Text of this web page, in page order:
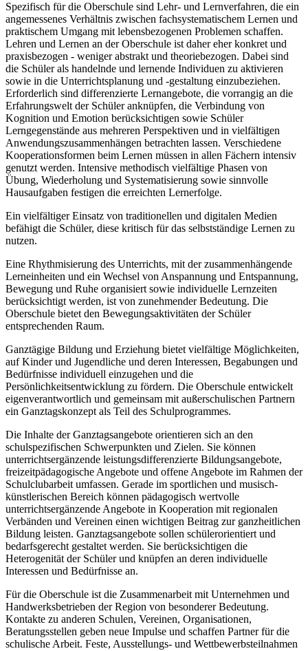
Spezifisch für die Oberschule sind Lehr- und Lernverfahren, die ein
angemessenes Verhältnis zwischen fachsystematischem Lernen und
praktischem Umgang mit lebensbezogenen Problemen schaffen.
Lehren und Lernen an der Oberschule ist daher eher konkret und
praxisbezogen - weniger abstrakt und theoriebezogen. Dabei sind
die Schüler als handelnde und lernende Individuen zu aktivieren
sowie in die Unterrichtsplanung und -gestaltung einzubeziehen.
Erforderlich sind differenzierte Lernangebote, die vorrangig an die
Erfahrungswelt der Schüler anknüpfen, die Verbindung von
Kognition und Emotion berücksichtigen sowie Schüler
Lerngegenstände aus mehreren Perspektiven und in vielfältigen
Anwendungszusammenhängen betrachten lassen. Verschiedene
Kooperationsformen beim Lernen müssen in allen Fächern intensiv
genutzt werden. Intensive methodisch vielfältige Phasen von
Übung, Wiederholung und Systematisierung sowie sinnvolle
Hausaufgaben festigen die erreichten Lernerfolge.
Ein vielfältiger Einsatz von traditionellen und digitalen Medien
befähigt die Schüler, diese kritisch für das selbstständige Lernen zu
nutzen.
Eine Rhythmisierung des Unterrichts, mit der zusammenhängende
Lerneinheiten und ein Wechsel von Anspannung und Entspannung,
Bewegung und Ruhe organisiert sowie individuelle Lernzeiten
berücksichtigt werden, ist von zunehmender Bedeutung. Die
Oberschule bietet den Bewegungsaktivitäten der Schüler
entsprechenden Raum.
Ganztägige Bildung und Erziehung bietet vielfältige Möglichkeiten,
auf Kinder und Jugendliche und deren Interessen, Begabungen und
Bedürfnisse individuell einzugehen und die
Persönlichkeitsentwicklung zu fördern. Die Oberschule entwickelt
eigenverantwortlich und gemeinsam mit außerschulischen Partnern
ein Ganztagskonzept als Teil des Schulprogrammes.
Die Inhalte der Ganztagsangebote orientieren sich an den
schulspezifischen Schwerpunkten und Zielen. Sie können
unterrichtsergänzende leistungsdifferenzierte Bildungsangebote,
freizeitpädagogische Angebote und offene Angebote im Rahmen der
Schulclubarbeit umfassen. Gerade im sportlichen und musisch-
künstlerischen Bereich können pädagogisch wertvolle
unterrichtsergänzende Angebote in Kooperation mit regionalen
Verbänden und Vereinen einen wichtigen Beitrag zur ganzheitlichen
Bildung leisten. Ganztagsangebote sollen schülerorientiert und
bedarfsgerecht gestaltet werden. Sie berücksichtigen die
Heterogenität der Schüler und knüpfen an deren individuelle
Interessen und Bedürfnisse an.
Für die Oberschule ist die Zusammenarbeit mit Unternehmen und
Handwerksbetrieben der Region von besonderer Bedeutung.
Kontakte zu anderen Schulen, Vereinen, Organisationen,
Beratungsstellen geben neue Impulse und schaffen Partner für die
schulische Arbeit. Feste, Ausstellungs- und Wettbewerbsteilnahmen